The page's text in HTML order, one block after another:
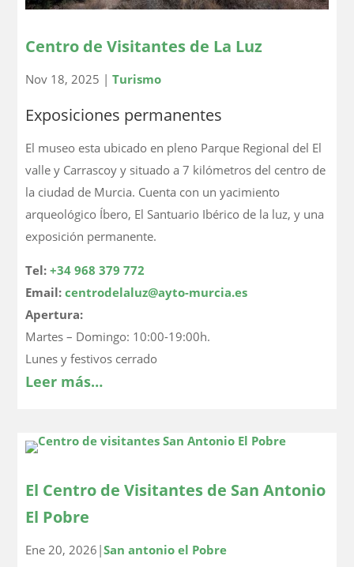
Centro de Visitantes de La Luz
Nov 18, 2025 |Turismo
Exposiciones permanentes
El museo esta ubicado en pleno Parque Regional del El
valle y Carrascoy y situado a 7 kilómetros del centro de
la ciudad de Murcia. Cuenta con un yacimiento
arqueológico Íbero, El Santuario Ibérico de la luz, y una
exposición permanente.
Tel:+34 968 379 772
Email: centrodelaluz@ayto-murcia.es
Apertura:
Martes – Domingo: 10:00-19:00h.
Lunes y festivos cerrado
Leer más…
El Centro de Visitantes de San Antonio
El Pobre
Ene 20, 2026 |San antonio el Pobre